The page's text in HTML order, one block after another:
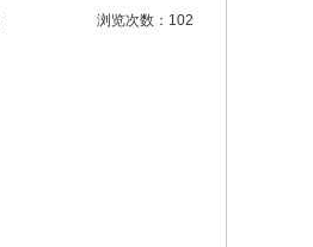
浏览次数：102